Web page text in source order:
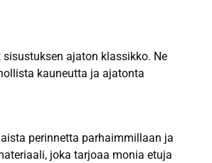
sisustuksen ajaton klassikko. Ne
kauneutta ja ajatonta
perinnetta parhaimmillaan ja
joka tarjoaa monia etuja